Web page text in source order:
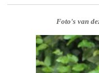
Foto's van